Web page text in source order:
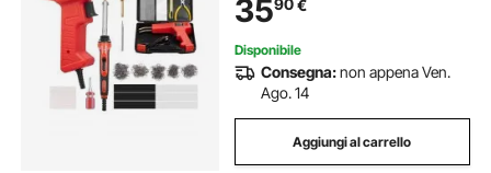
Auto Kayak, Giocattoli
3590€
Disponibile
Consegna:non appena Ven.
Ago. 14
Aggiungi al carrello